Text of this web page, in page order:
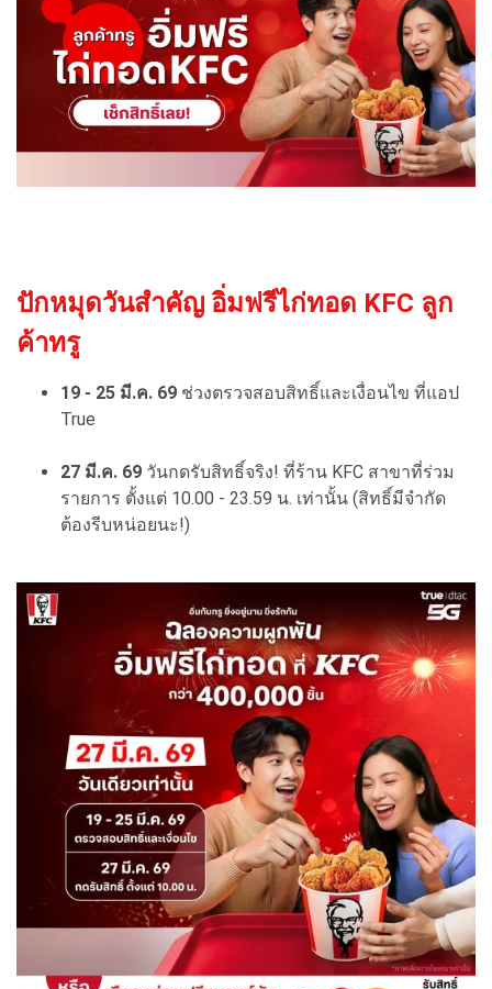
ปักหมุดวันสำคัญ อิ่มฟรีไก่ทอด KFC ลูก
ค้าทรู
19 - 25 มี.ค. 69 ช่วงตรวจสอบสิทธิ์และเงื่อนไข ที่แอป
True
27 มี.ค. 69 วันกดรับสิทธิ์จริง! ที่ร้าน KFC สาขาที่ร่วม
รายการ ตั้งแต่ 10.00 - 23.59 น. เท่านั้น (สิทธิ์มีจำกัด
ต้องรีบหน่อยนะ!)